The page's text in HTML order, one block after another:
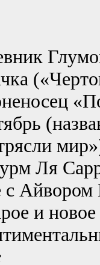
Ля
с
и